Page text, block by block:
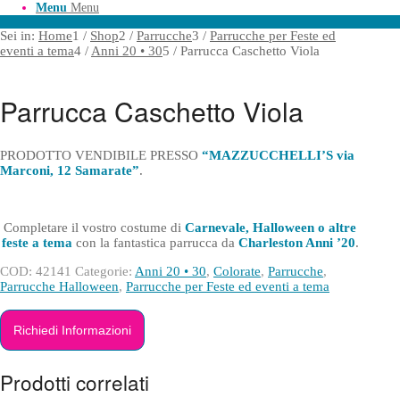
Menu Menu
Sei in: Home1 / Shop2 / Parrucche3 / Parrucche per Feste ed
eventi a tema4 / Anni 20 • 305 / Parrucca Caschetto Viola
Parrucca Caschetto Viola
PRODOTTO VENDIBILE PRESSO “MAZZUCCHELLI’S via
Marconi, 12 Samarate”.
Completare il vostro costume diCarnevale, Halloween o altre
feste a tema con la fantastica parrucca da Charleston Anni ’20.
COD: 42141 Categorie: Anni 20 • 30, Colorate, Parrucche,
Parrucche Halloween, Parrucche per Feste ed eventi a tema
Richiedi Informazioni
Prodotti correlati